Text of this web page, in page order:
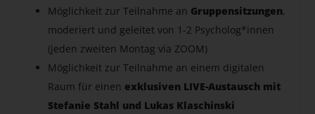
Möglichkeit zur Teilnahme an Gruppensitzungen,
moderiert und geleitet von 1-2 Psycholog*innen
(jeden zweiten Montag via ZOOM)
Möglichkeit zur Teilnahme an einem digitalen
Raum für einen exklusiven LIVE-Austausch mit
Stefanie Stahl und Lukas Klaschinski